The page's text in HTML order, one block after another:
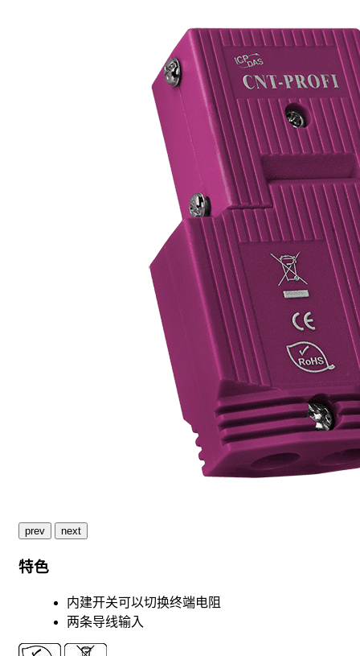
prev next
特色
内建开关可以切换终端电阻
两条导线输入